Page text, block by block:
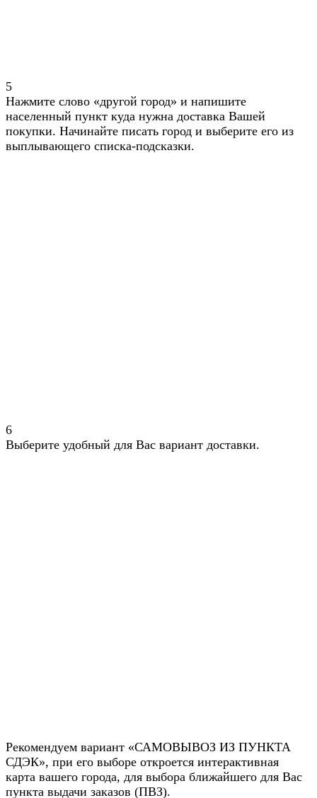
5
Нажмите слово «другой город» и напишите
населенный пункт куда нужна доставка Вашей
покупки. Начинайте писать город и выберите его из
выплывающего списка-подсказки.
6
Выберите удобный для Вас вариант доставки.
Рекомендуем вариант «САМОВЫВОЗ ИЗ ПУНКТА
СДЭК», при его выборе откроется интерактивная
карта вашего города, для выбора ближайшего для Вас
пункта выдачи заказов (ПВЗ).